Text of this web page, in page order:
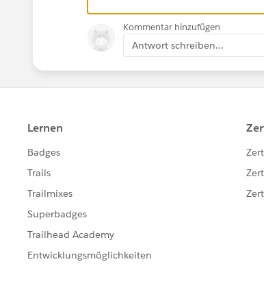
Kommentar hinzufügen
Antwort schreiben...